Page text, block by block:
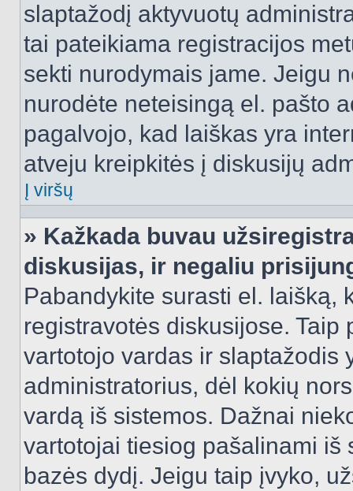
slaptažodį aktyvuotų
tai pateikiama registracijos
sekti nurodymais jame. Jeigu
nurodėte neteisingą el. pašto
pagalvojo, kad laiškas yra
atveju kreipkitės į diskusijų
Į viršų
» Kažkada buvau
diskusijas, ir negaliu
Pabandykite surasti el. laišką,
registravotės diskusijose.
vartotojo vardas ir slaptažodis
administratorius, dėl kokių
vardą iš sistemos. Dažnai
vartotojai tiesiog pašalinami iš
bazės dydį. Jeigu taip įvyko,